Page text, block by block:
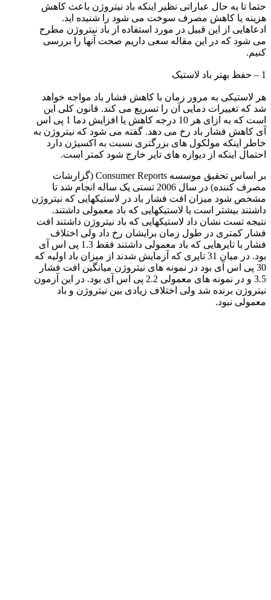
حتما تا به حال عباراتی نظیر اینکه باد نیتروژن باعث کاهش
هزینه یا کاهش مصرف سوخت می شود را شنیده اید.
ادعاهایی از این قبیل در مورد استفاده از باد نیتروژن مطرح
می شود که در این مقاله سعی داریم صحت آنها را بررسی
کنیم.
1 – حفظ بهتر باد لاستیک
هر لاستیکی به مرور زمان با کاهش فشار باد مواجه خواهد
شد که تغییرات دمایی آن را تسریع می کند. قانون کلی این
است که به ازای هر 10 درجه کاهش یا افزایش دما 1 پی اس
آی کاهش فشار باد رخ می دهد. گفته می شود که نیتروژن به
خاطر اینکه مولکول های بزرگتری نسبت به اکسیژن دارد
احتمال اینکه از دیواره های تایر خارج شود کمتر است.
بر اساس تحقیق موسسه Consumer Reports (گزارشات
مصرف کننده) در سال 2006 تستی یک ساله انجام شد تا
مشخص شود میزان افت فشار باد در لاستیکهایی که نیتروژن
داشتند بیشتر است یا لاستیکهایی که باد معمولی داشتند.
نتیجه تست نشان داد لاستیکهایی که باد نیتروژن داشتند افت
فشار کمتری در طول زمان برایشان رخ داد ولی اختلاف
فشار با تایرهایی که باد معمولی داشتند فقط 1.3 پی اس آی
بود. در میان 31 تایری که آزمایش شدند از میزان باد اولیه که
30 پی اس آی بود در نمونه های نیتروژن میانگین افت فشار
3.5 و در نمونه های معمولی 2.2 پی اس آی بود. در این آزمون
نیتروژن برنده شد ولی اختلاف زیادی بین نیتروژن و باد
معمولی نبود.